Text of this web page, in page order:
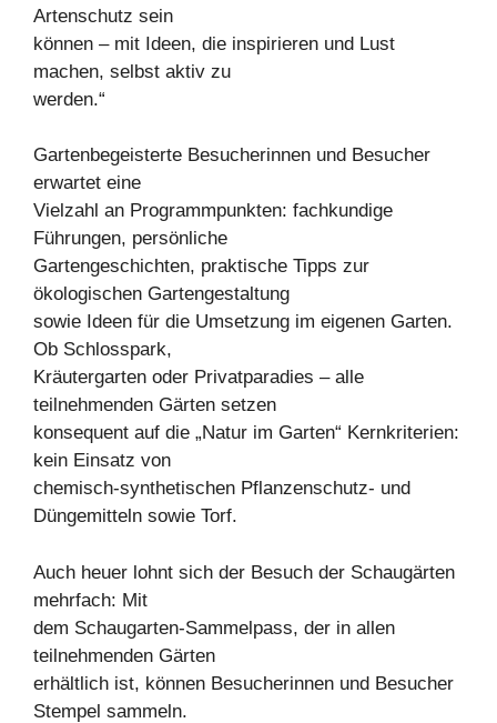
Artenschutz sein
können – mit Ideen, die inspirieren und Lust
machen, selbst aktiv zu
werden.“
Gartenbegeisterte Besucherinnen und Besucher
erwartet eine
Vielzahl an Programmpunkten: fachkundige
Führungen, persönliche
Gartengeschichten, praktische Tipps zur
ökologischen Gartengestaltung
sowie Ideen für die Umsetzung im eigenen Garten.
Ob Schlosspark,
Kräutergarten oder Privatparadies – alle
teilnehmenden Gärten setzen
konsequent auf die „Natur im Garten“ Kernkriterien:
kein Einsatz von
chemisch-synthetischen Pflanzenschutz- und
Düngemitteln sowie Torf.
Auch heuer lohnt sich der Besuch der Schaugärten
mehrfach: Mit
dem Schaugarten-Sammelpass, der in allen
teilnehmenden Gärten
erhältlich ist, können Besucherinnen und Besucher
Stempel sammeln.